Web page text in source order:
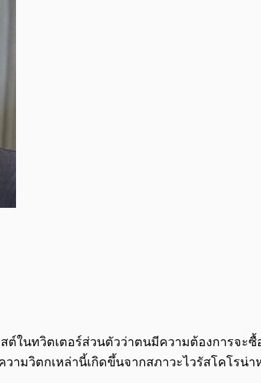
ต์ในทวิตเตอร์ส่วนตัวว่าตนมีความต้องการจะ
ามวิตกเหล่านี้เกิดขึ้นจากสภาวะไวรัสโคโรน่า